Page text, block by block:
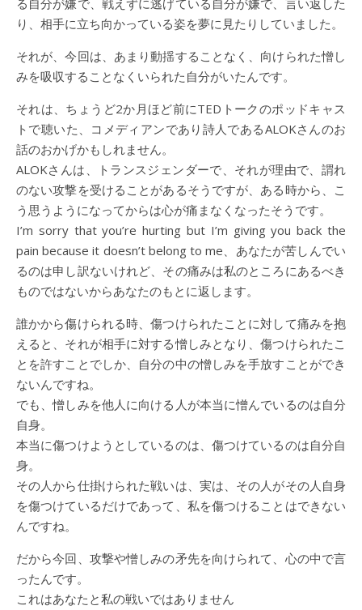
る自分が嫌で、戦えずに逃げている自分が嫌で、言い返した
り、相手に立ち向かっている姿を夢に見たりしていました。
それが、今回は、あまり動揺することなく、向けられた憎し
みを吸収することなくいられた自分がいたんです。
それは、ちょうど2か月ほど前にTEDトークのポッドキャス
トで聴いた、コメディアンであり詩人であるALOKさんのお
話のおかげかもしれません。
ALOKさんは、トランスジェンダーで、それが理由で、謂れ
のない攻撃を受けることがあるそうですが、ある時から、こ
う思うようになってからは心が痛まなくなったそうです。
I’m sorry that you’re hurting but I’m giving you back the
pain because it doesn’t belong to me、あなたが苦しんでい
るのは申し訳ないけれど、その痛みは私のところにあるべき
ものではないからあなたのもとに返します。
誰かから傷けられる時、傷つけられたことに対して痛みを抱
えると、それが相手に対する憎しみとなり、傷つけられたこ
とを許すことでしか、自分の中の憎しみを手放すことができ
ないんですね。
でも、憎しみを他人に向ける人が本当に憎んでいるのは自分
自身。
本当に傷つけようとしているのは、傷つけているのは自分自
身。
その人から仕掛けられた戦いは、実は、その人がその人自身
を傷つけているだけであって、私を傷つけることはできない
んですね。
だから今回、攻撃や憎しみの矛先を向けられて、心の中で言
ったんです。
これはあなたと私の戦いではありません